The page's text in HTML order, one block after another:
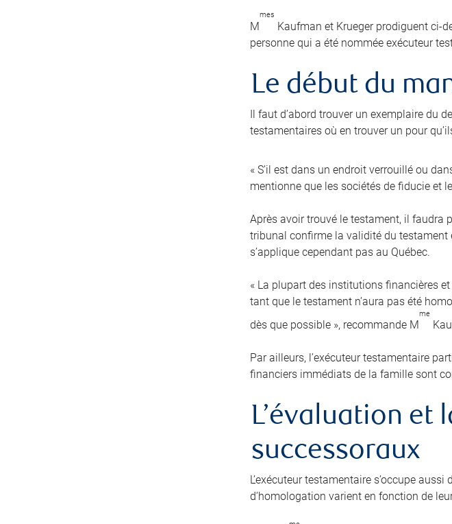
M
mes
Kaufman et Krueger prodiguent ci-
personne qui a été nommée exécuteur
Le début du
Il faut d’abord trouver un exemplaire du
testamentaires où en trouver un pour
« S’il est dans un endroit verrouillé ou
mentionne que les sociétés de fiducie et
Après avoir trouvé le testament, il faudra
tribunal confirme la validité du testament
s’applique cependant pas au Québec.
« La plupart des institutions financières
tant que le testament n’aura pas été
dès que possible », recommande M
me
Par ailleurs, l’exécuteur testamentaire
financiers immédiats de la famille sont
L’évaluation et
successoraux
L’exécuteur testamentaire s’occupe
d’homologation varient en fonction de